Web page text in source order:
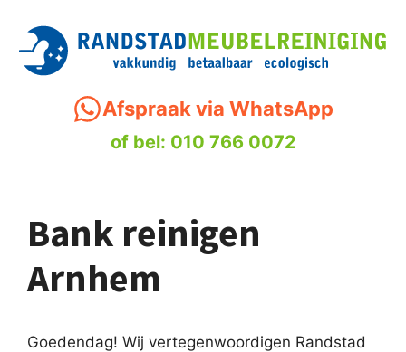
naar
inhoud
Afspraak via WhatsApp
of bel: 010 766 0072
Bank reinigen
Arnhem
Goedendag! Wij vertegenwoordigen Randstad